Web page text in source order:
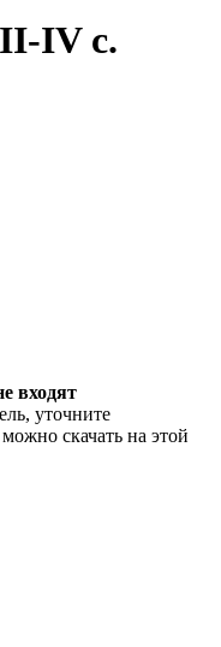
IV c.
входят
уточните
скачать на этой